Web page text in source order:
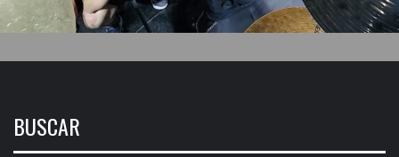
BUSCAR